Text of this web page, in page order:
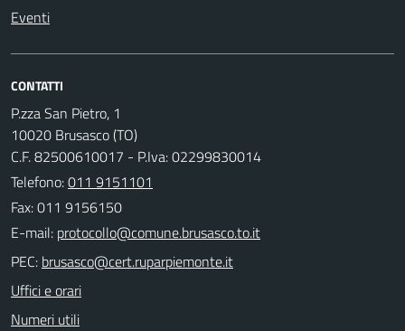
Eventi
CONTATTI
P.zza San Pietro, 1
10020 Brusasco (TO)
C.F. 82500610017 - P.Iva: 02299830014
Telefono:011 9151101
Fax: 011 9156150
E-mail:
PEC:
Uffici e orari
Numeri utili